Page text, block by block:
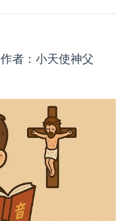
作者：小天使神父